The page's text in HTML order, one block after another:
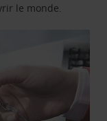
le monde.